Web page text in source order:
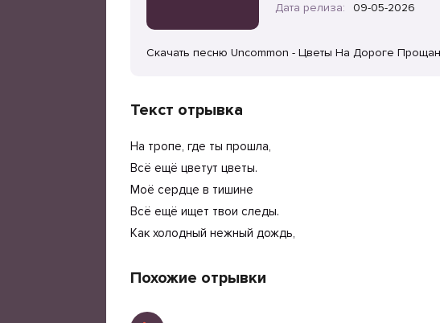
Дата релиза:
09-05-2026
Скачать песню Uncommon - Цветы На Дороге
Текст отрывка
На тропе, где ты прошла,
Всё ещё цветут цветы.
Моё сердце в тишине
Всё ещё ищет твои следы.
Как холодный нежный дождь,
Похожие отрывки